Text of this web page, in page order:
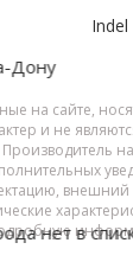
на сайте,
и не
внешний
Дону
нет в